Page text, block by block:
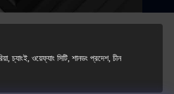
চ্যাংই, ওয়েফ্যাং সিটি, শানডং প্রদেশ, চীন